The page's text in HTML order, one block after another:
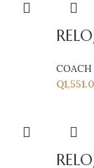
COACH
Q